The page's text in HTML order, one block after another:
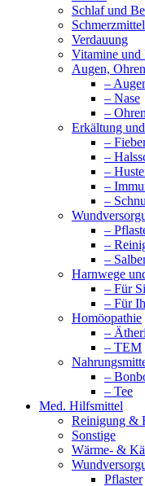
Schlaf und
Schmerzmittel
Verdauung
Vitamine und
Augen,
–
– Nase
– Ohren
Erkältung
–
–
–
–
–
–
–
–
Harnwege
– Für
– Für
Homöopathie
–
– TEM
–
– Tee
Med. Hilfsmittel
Reinigung &
Sonstige
Wärme- &
Pflaster